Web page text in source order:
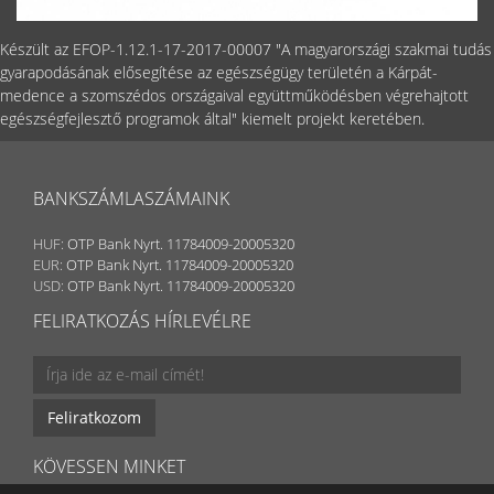
Készült az EFOP-1.12.1-17-2017-00007 "A magyarországi szakmai tudás
gyarapodásának elősegítése az egészségügy területén a Kárpát-
medence a szomszédos országaival együttműködésben végrehajtott
egészségfejlesztő programok által" kiemelt projekt keretében.
BANKSZÁMLASZÁMAINK
HUF: OTP Bank Nyrt. 11784009-20005320
EUR: OTP Bank Nyrt. 11784009-20005320
USD: OTP Bank Nyrt. 11784009-20005320
FELIRATKOZÁS HÍRLEVÉLRE
Feliratkozom
KÖVESSEN MINKET